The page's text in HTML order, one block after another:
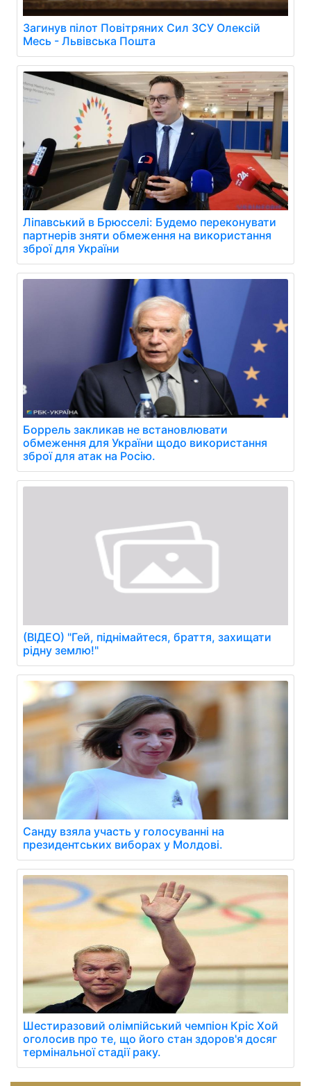
Загинув пілот Повітряних Сил ЗСУ Олексій
Месь - Львівська Пошта
Ліпавський в Брюсселі: Будемо переконувати
партнерів зняти обмеження на використання
зброї для України
Боррель закликав не встановлювати
обмеження для України щодо використання
зброї для атак на Росію.
(ВІДЕО) "Гей, піднімайтеся, браття, захищати
рідну землю!"
Санду взяла участь у голосуванні на
президентських виборах у Молдові.
Шестиразовий олімпійський чемпіон Кріс Хой
оголосив про те, що його стан здоров'я досяг
термінальної стадії раку.